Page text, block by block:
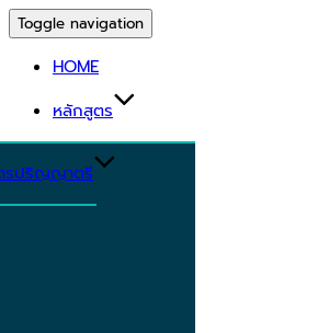
Toggle navigation
HOME
หลักสูตร
รปริญญาตรี